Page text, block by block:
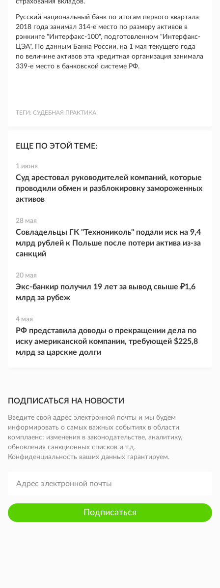
страхования вкладов.
Русский национальный банк по итогам первого квартала
2018 года занимал 314-е место по размеру активов в
рэнкинге "Интерфакс-100", подготовленном "Интерфакс-
ЦЭА". По данным Банка России, на 1 мая текущего года
по величине активов эта кредитная организация занимала
339-е место в банковской системе РФ.
ТЕГИ: СУДЕБНАЯ ПРАКТИКА
ЕЩЕ ПО ЭТОЙ ТЕМЕ:
1 июня
Суд арестовал руководителей компаний, которые
проводили обмен и разблокировку замороженных
активов
28 мая
Совладельцы ГК "Технониколь" подали иск на 9,4
млрд рублей к Польше после потери актива из-за
санкций
20 мая
Экс-банкир получил 19 лет за вывод свыше ₽1,6
млрд за рубеж
4 мая
РФ представила доводы о прекращении дела по
иску американской компании, требующей $225,8
млрд за царские долги
ПОДПИСАТЬСЯ НА НОВОСТИ
Введите свой адрес электронной почты и мы будем
информировать о самых важных событиях в области
комплаенс: изменения в законодательстве, аналитику,
обновления санкционных списков и т.д.
Конфиденциальность ваших данных гарантируем.
Подписаться